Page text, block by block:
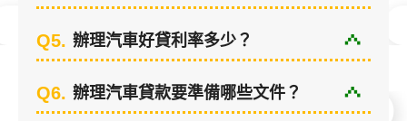
Q5. 辦理汽車好貸利率多少？
Q6. 辦理汽車貸款要準備哪些文件？